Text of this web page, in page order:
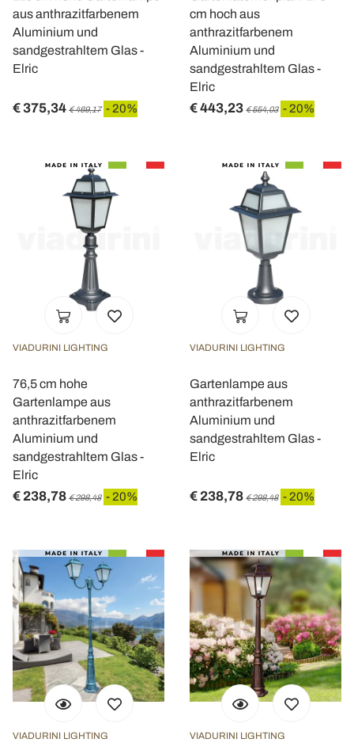
aus anthrazitfarbenem
Aluminium und
sandgestrahltem Glas -
Elric
€ 375,34 € 469,17 - 20%
cm hoch aus
anthrazitfarbenem
Aluminium und
sandgestrahltem Glas -
Elric
€ 443,23 € 554,03 - 20%
VIADURINI LIGHTING
76,5 cm hohe
Gartenlampe aus
anthrazitfarbenem
Aluminium und
sandgestrahltem Glas -
Elric
€ 238,78 € 298,48 - 20%
VIADURINI LIGHTING
Gartenlampe aus
anthrazitfarbenem
Aluminium und
sandgestrahltem Glas -
Elric
€ 238,78 € 298,48 - 20%
VIADURINI LIGHTING VIADURINI LIGHTING